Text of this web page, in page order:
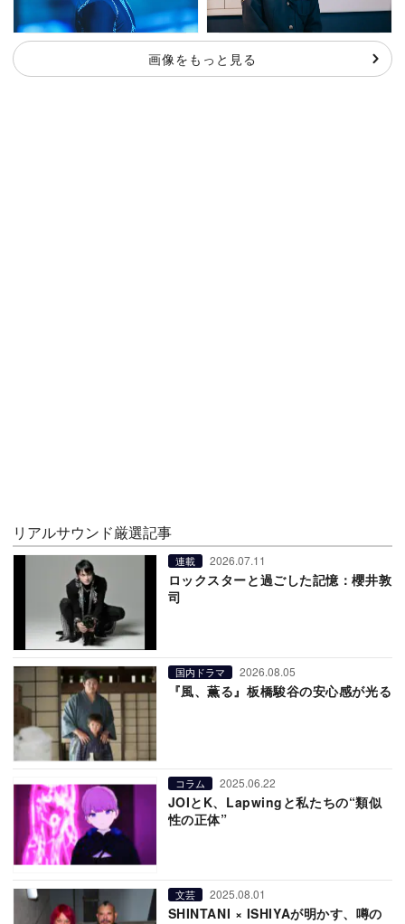
画像をもっと見る
リアルサウンド厳選記事
連載 2026.07.11
ロックスターと過ごした記憶：櫻井敦
司
国内ドラマ 2026.08.05
『風、薫る』板橋駿谷の安心感が光る
コラム 2025.06.22
JOIとK、Lapwingと私たちの“類似
性の正体”
文芸 2025.08.01
SHINTANI × ISHIYAが明かす、噂の